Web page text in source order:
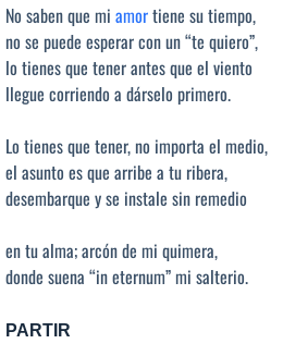
No saben que mi amortiene su tiempo,
no se puede esperar con un “te quiero”,
lo tienes que tener antes que el viento
llegue corriendo a dárselo primero.
Lo tienes que tener, no importa el medio,
el asunto es que arribe a tu ribera,
desembarque y se instale sin remedio
en tu alma; arcón de mi quimera,
donde suena “in eternum” mi salterio.
PARTIR